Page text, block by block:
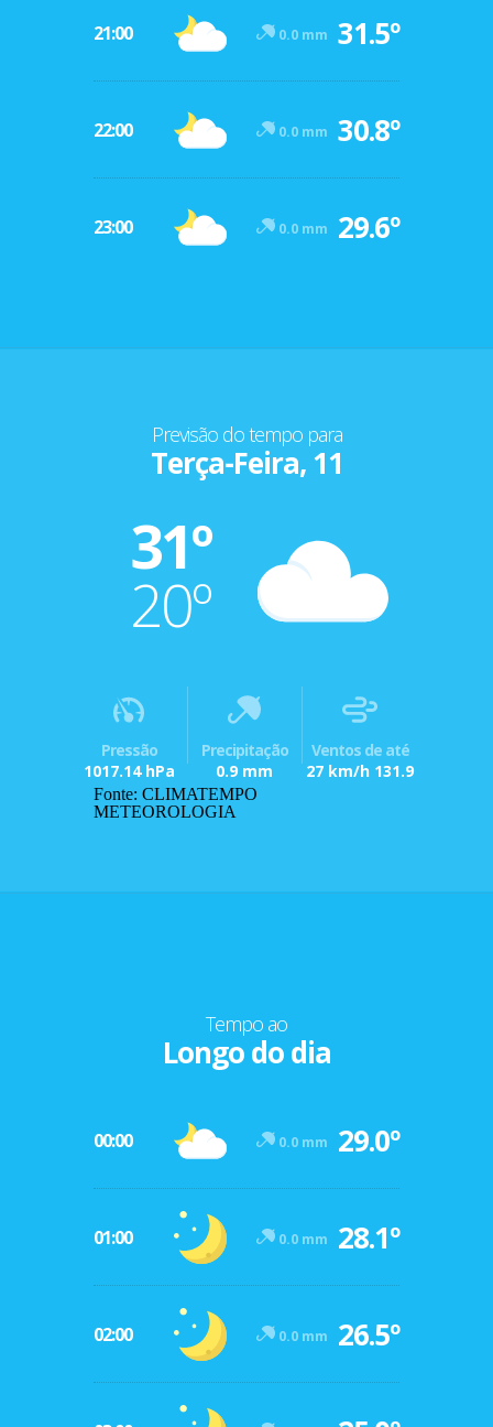
21:00 0.0 mm 31.5º
22:00 0.0 mm 30.8º
23:00 0.0 mm 29.6º
Previsão do tempo para
Terça-Feira, 11
31º
20º
Pressão
1017.14 hPa
Precipitação
0.9 mm
Ventos de até
27 km/h 131.9
Fonte: CLIMATEMPO
METEOROLOGIA
Tempo ao
Longo do dia
00:00 0.0 mm 29.0º
01:00 0.0 mm 28.1º
02:00 0.0 mm 26.5º